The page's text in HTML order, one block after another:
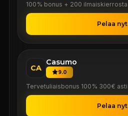
100% bonus + 200 ilmaiskierrosta
Pelaa nyt
CA
Casumo
9.0
Tervetuliaisbonus 100% 300€ asti
Pelaa nyt